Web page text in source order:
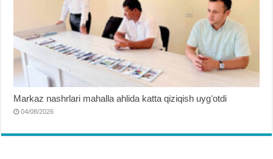
Markaz nashrlari mahalla ahlida katta qiziqish uygʻotdi
04/08/2026